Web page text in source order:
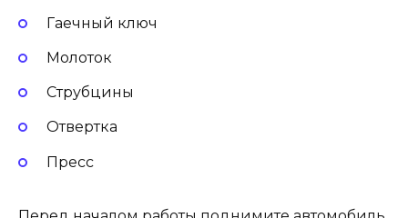
Гаечный ключ
Молоток
Струбцины
Отвертка
Пресс